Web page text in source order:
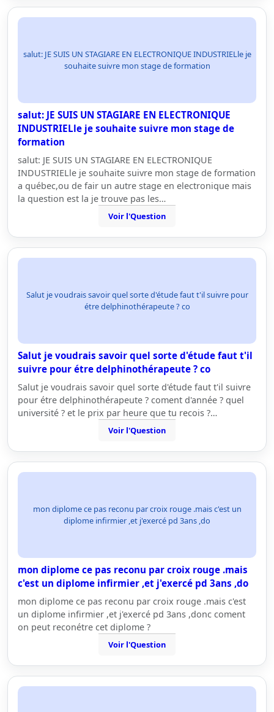
salut: JE SUIS UN STAGIARE EN ELECTRONIQUE INDUSTRIELle je
souhaite suivre mon stage de formation
salut: JE SUIS UN STAGIARE EN ELECTRONIQUE
INDUSTRIELle je souhaite suivre mon stage de
formation
salut: JE SUIS UN STAGIARE EN ELECTRONIQUE
INDUSTRIELle je souhaite suivre mon stage de formation
a québec,ou de fair un autre stage en electronique mais
la question est la je trouve pas les…
Voir l'Question
Salut je voudrais savoir quel sorte d'étude faut t'il suivre pour
étre delphinothérapeute ? co
Salut je voudrais savoir quel sorte d'étude faut t'il
suivre pour étre delphinothérapeute ? co
Salut je voudrais savoir quel sorte d'étude faut t'il suivre
pour étre delphinothérapeute ? coment d'année ? quel
université ? et le prix par heure que tu recois ?…
Voir l'Question
mon diplome ce pas reconu par croix rouge .mais c'est un
diplome infirmier ,et j'exercé pd 3ans ,do
mon diplome ce pas reconu par croix rouge .mais
c'est un diplome infirmier ,et j'exercé pd 3ans ,do
mon diplome ce pas reconu par croix rouge .mais c'est
un diplome infirmier ,et j'exercé pd 3ans ,donc coment
on peut reconétre cet diplome ?
Voir l'Question